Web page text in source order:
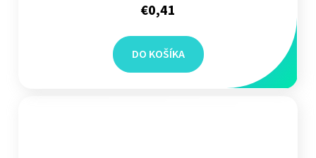
€0,41
DO KOŠÍKA